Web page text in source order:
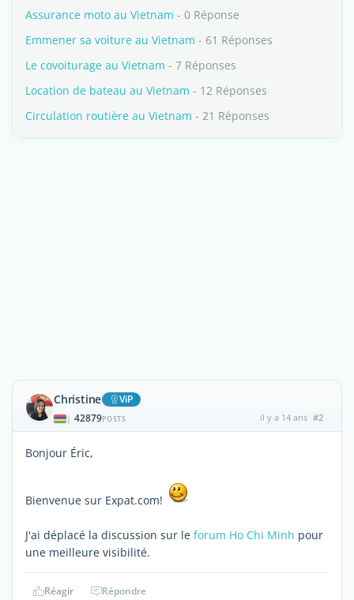
Assurance moto au Vietnam - 0 Réponse
Emmener sa voiture au Vietnam - 61 Réponses
Le covoiturage au Vietnam - 7 Réponses
Location de bateau au Vietnam - 12 Réponses
Circulation routière au Vietnam - 21 Réponses
Christine ViP
| 42879POSTS il y a 14 ans #2
Bonjour Éric,
Bienvenue sur Expat.com!
J'ai déplacé la discussion sur le forum Ho Chi Minh pour
une meilleure visibilité.
Réagir Répondre